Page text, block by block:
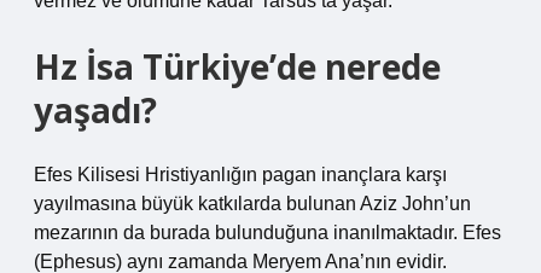
Hz İsa Türkiye’de nerede
yaşadı?
Efes Kilisesi Hristiyanlığın pagan inançlara karşı
yayılmasına büyük katkılarda bulunan Aziz John’un
mezarının da burada bulunduğuna inanılmaktadır. Efes
(Ephesus) aynı zamanda Meryem Ana’nın evidir.